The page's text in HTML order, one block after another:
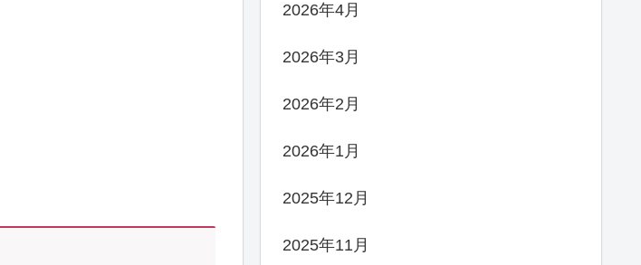
2026年4月
2026年3月
2026年2月
2026年1月
2025年12月
2025年11月